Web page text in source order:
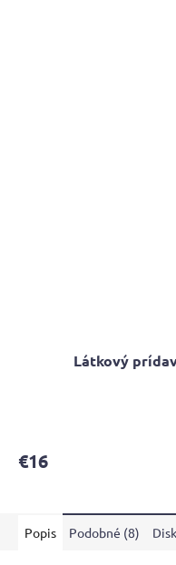
Látkový
je
hviezdičiek.
€16
Popis Podobné (8)